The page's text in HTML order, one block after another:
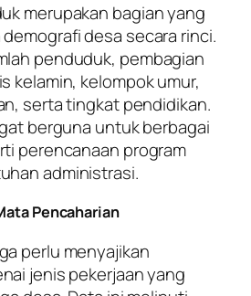
merupakan bagian yang
desa secara rinci.
penduduk, pembagian
kelamin, kelompok umur,
serta tingkat pendidikan.
berguna untuk berbagai
perencanaan program
administrasi.
Pencaharian
perlu menyajikan
jenis pekerjaan yang